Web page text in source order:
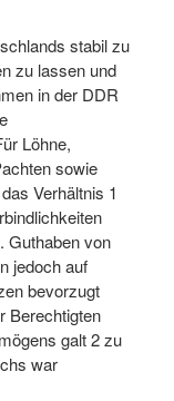
stabil zu
zu lassen und
in der DDR
Löhne,
sowie
Verhältnis 1
Guthaben von
jedoch auf
bevorzugt
Berechtigten
galt 2 zu
war